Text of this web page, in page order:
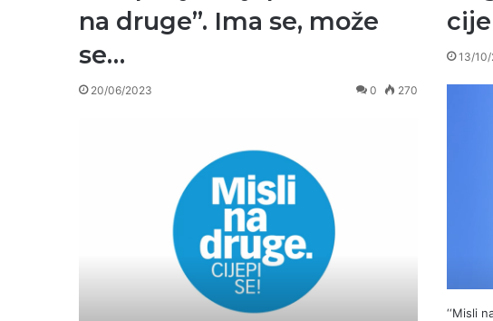
na druge”. Ima se, može
se…
20/06/2023 0 270
13/
‘‘Misli